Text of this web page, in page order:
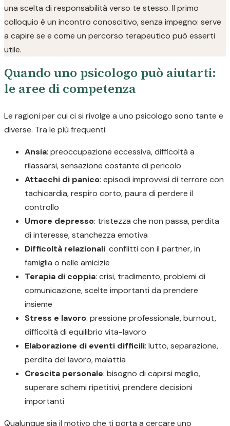
una scelta di responsabilità verso te stesso. Il primo
colloquio è un incontro conoscitivo, senza impegno: serve
a capire se e come un percorso terapeutico può esserti
utile.
Quando uno psicologo può aiutarti:
le aree di competenza
Le ragioni per cui ci si rivolge a uno psicologo sono tante e
diverse. Tra le più frequenti:
Ansia: preoccupazione eccessiva, difficoltà a
rilassarsi, sensazione costante di pericolo
Attacchi di panico: episodi improvvisi di terrore con
tachicardia, respiro corto, paura di perdere il
controllo
Umore depresso: tristezza che non passa, perdita
di interesse, stanchezza emotiva
Difficoltà relazionali: conflitti con il partner, in
famiglia o nelle amicizie
Terapia di coppia: crisi, tradimento, problemi di
comunicazione, scelte importanti da prendere
insieme
Stress e lavoro: pressione professionale, burnout,
difficoltà di equilibrio vita-lavoro
Elaborazione di eventi difficili: lutto, separazione,
perdita del lavoro, malattia
Crescita personale: bisogno di capirsi meglio,
superare schemi ripetitivi, prendere decisioni
importanti
Qualunque sia il motivo che ti porta a cercare uno